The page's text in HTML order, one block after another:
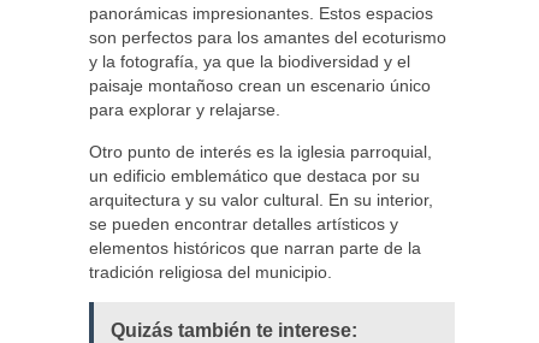
panorámicas impresionantes. Estos espacios
son perfectos para los amantes del ecoturismo
y la fotografía, ya que la biodiversidad y el
paisaje montañoso crean un escenario único
para explorar y relajarse.
Otro punto de interés es la iglesia parroquial,
un edificio emblemático que destaca por su
arquitectura y su valor cultural. En su interior,
se pueden encontrar detalles artísticos y
elementos históricos que narran parte de la
tradición religiosa del municipio.
Quizás también te interese: